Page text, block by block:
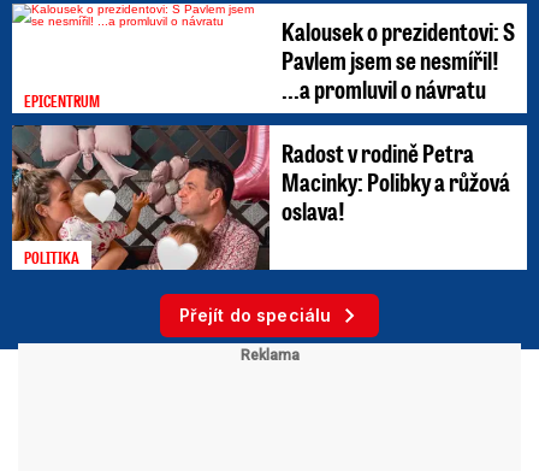
EPICENTRUM
Kalousek o prezidentovi: S
Pavlem jsem se nesmířil!
...a promluvil o návratu
POLITIKA
Radost v rodině Petra
Macinky: Polibky a růžová
oslava!
Přejít do speciálu